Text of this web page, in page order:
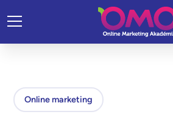
Online marketing